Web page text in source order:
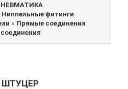
Ниппельные фитинги
» Прямые соединения
ШТУЦЕР